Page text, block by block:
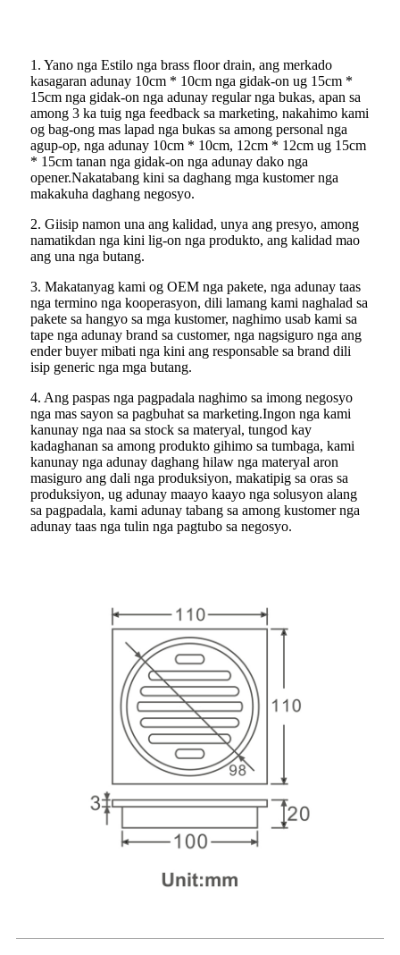
1. Yano nga Estilo nga brass floor drain, ang merkado
kasagaran adunay 10cm * 10cm nga gidak-on ug 15cm *
15cm nga gidak-on nga adunay regular nga bukas, apan sa
among 3 ka tuig nga feedback sa marketing, nakahimo kami
og bag-ong mas lapad nga bukas sa among personal nga
agup-op, nga adunay 10cm * 10cm, 12cm * 12cm ug 15cm
* 15cm tanan nga gidak-on nga adunay dako nga
opener.Nakatabang kini sa daghang mga kustomer nga
makakuha daghang negosyo.
2. Giisip namon una ang kalidad, unya ang presyo, among
namatikdan nga kini lig-on nga produkto, ang kalidad mao
ang una nga butang.
3. Makatanyag kami og OEM nga pakete, nga adunay taas
nga termino nga kooperasyon, dili lamang kami naghalad sa
pakete sa hangyo sa mga kustomer, naghimo usab kami sa
tape nga adunay brand sa customer, nga nagsiguro nga ang
ender buyer mibati nga kini ang responsable sa brand dili
isip generic nga mga butang.
4. Ang paspas nga pagpadala naghimo sa imong negosyo
nga mas sayon ​​sa pagbuhat sa marketing.Ingon nga kami
kanunay nga naa sa stock sa materyal, tungod kay
kadaghanan sa among produkto gihimo sa tumbaga, kami
kanunay nga adunay daghang hilaw nga materyal aron
masiguro ang dali nga produksiyon, makatipig sa oras sa
produksiyon, ug adunay maayo kaayo nga solusyon alang
sa pagpadala, kami adunay tabang sa among kustomer nga
adunay taas nga tulin nga pagtubo sa negosyo.